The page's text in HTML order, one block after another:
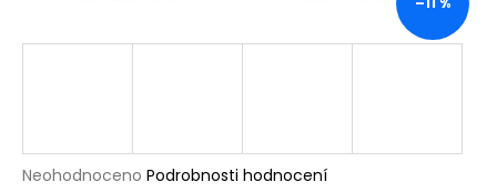
Průměrné
Neohodnoceno Podrobnosti hodnocení
j
?